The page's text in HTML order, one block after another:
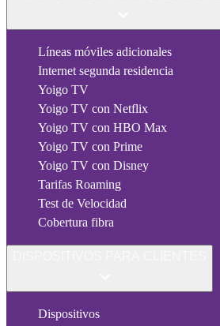
Líneas móviles adicionales
Internet segunda residencia
Yoigo TV
Yoigo TV con Netflix
Yoigo TV con HBO Max
Yoigo TV con Prime
Yoigo TV con Disney
Tarifas Roaming
Test de Velocidad
Cobertura fibra
Dispositivos